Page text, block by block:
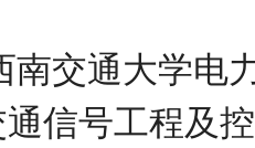
南交通大学电
信号工程及